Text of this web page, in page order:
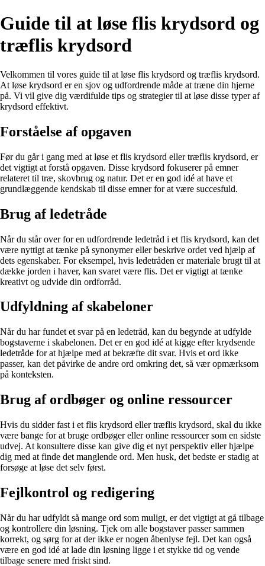
Guide til at løse flis krydsord og
træflis krydsord
Velkommen til vores guide til at løse flis krydsord og træflis krydsord.
At løse krydsord er en sjov og udfordrende måde at træne din hjerne
på. Vi vil give dig værdifulde tips og strategier til at løse disse typer af
krydsord effektivt.
Forståelse af opgaven
Før du går i gang med at løse et flis krydsord eller træflis krydsord, er
det vigtigt at forstå opgaven. Disse krydsord fokuserer på emner
relateret til træ, skovbrug og natur. Det er en god idé at have et
grundlæggende kendskab til disse emner for at være succesfuld.
Brug af ledetråde
Når du står over for en udfordrende ledetråd i et flis krydsord, kan det
være nyttigt at tænke på synonymer eller beskrive ordet ved hjælp af
dets egenskaber. For eksempel, hvis ledetråden er materiale brugt til at
dække jorden i haver, kan svaret være flis. Det er vigtigt at tænke
kreativt og udvide din ordforråd.
Udfyldning af skabeloner
Når du har fundet et svar på en ledetråd, kan du begynde at udfylde
bogstaverne i skabelonen. Det er en god idé at kigge efter krydsende
ledetråde for at hjælpe med at bekræfte dit svar. Hvis et ord ikke
passer, kan det påvirke de andre ord omkring det, så vær opmærksom
på konteksten.
Brug af ordbøger og online ressourcer
Hvis du sidder fast i et flis krydsord eller træflis krydsord, skal du ikke
være bange for at bruge ordbøger eller online ressourcer som en sidste
udvej. At konsultere disse kan give dig et nyt perspektiv eller hjælpe
dig med at finde det manglende ord. Men husk, det bedste er stadig at
forsøge at løse det selv først.
Fejlkontrol og redigering
Når du har udfyldt så mange ord som muligt, er det vigtigt at gå tilbage
og kontrollere din løsning. Tjek om alle bogstaver passer sammen
korrekt, og sørg for at der ikke er nogen åbenlyse fejl. Det kan også
være en god idé at lade din løsning ligge i et stykke tid og vende
tilbage senere med friskt sind.